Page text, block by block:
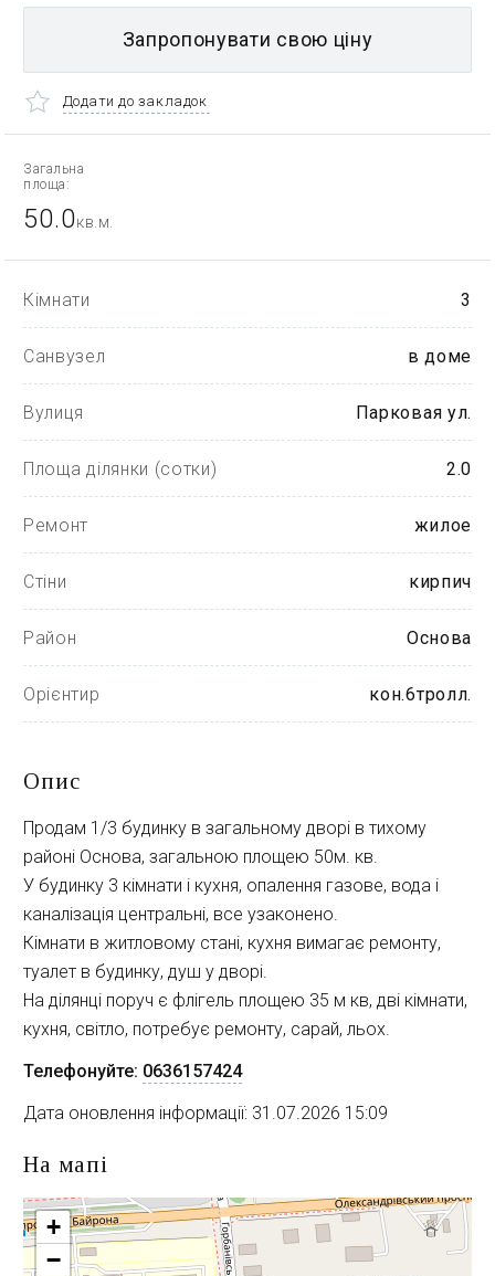
Запропонувати свою ціну
Додати до закладок
Загальна
площа:
50.0кв.м.
Кімнати 3
Санвузел в доме
Вулиця Парковая ул.
Площа ділянки (сотки) 2.0
Ремонт жилое
Стіни кирпич
Район Основа
Орієнтир кон.6тролл.
Опис
Продам 1/3 будинку в загальному дворі в тихому
районі Основа, загальною площею 50м. кв.
У будинку 3 кімнати і кухня, опалення газове, вода і
каналізація центральні, все узаконено.
Кімнати в житловому стані, кухня вимагає ремонту,
туалет в будинку, душ у дворі.
На ділянці поруч є флігель площею 35 м кв, дві кімнати,
кухня, світло, потребує ремонту, сарай, льох.
Телефонуйте: 0636157424
Дата оновлення інформації: 31.07.2026 15:09
На мапі
+
−